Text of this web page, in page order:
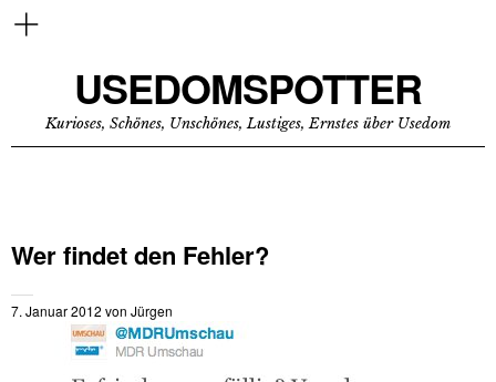
USEDOMSPOTTER
Kurioses, Schönes, Unschönes, Lustiges, Ernstes über Usedom
Wer findet den Fehler?
7. Januar 2012 von Jürgen